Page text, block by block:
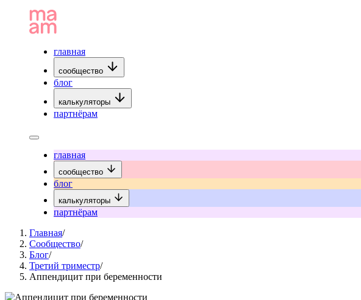
главная
сообщество
блог
калькуляторы
партнёрам
главная
сообщество
блог
калькуляторы
партнёрам
Главная/
Сообщество/
Блог/
Третий триместр/
Аппендицит при беременности